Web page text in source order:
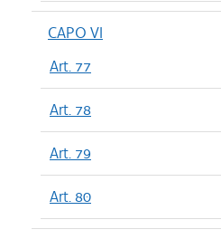
CAPO VI
Art. 77
Art. 78
Art. 79
Art. 80